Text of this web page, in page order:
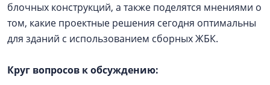
блочных конструкций, а также поделятся мнениями о
том, какие проектные решения сегодня оптимальны
для зданий с использованием сборных ЖБК.
Круг вопросов к обсуждению: